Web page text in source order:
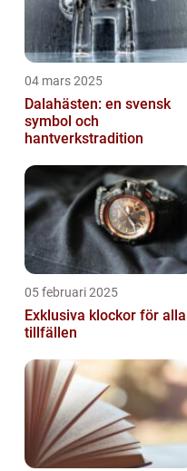
04 mars 2025
Dalahästen: en svensk
symbol och
hantverkstradition
05 februari 2025
Exklusiva klockor för alla
tillfällen